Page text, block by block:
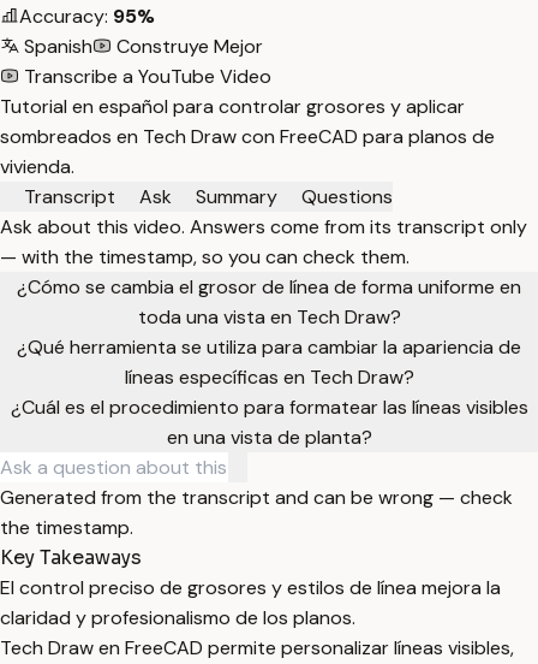
Accuracy: 95%
Spanish
Construye Mejor
Transcribe a YouTube Video
Tutorial en español para controlar grosores y aplicar
sombreados en Tech Draw con FreeCAD para planos de
vivienda.
Transcript
Ask Summary
Questions
Ask about this video. Answers come from its transcript only
— with the timestamp, so you can check them.
¿Cómo se cambia el grosor de línea de forma uniforme en
toda una vista en Tech Draw?
¿Qué herramienta se utiliza para cambiar la apariencia de
líneas específicas en Tech Draw?
¿Cuál es el procedimiento para formatear las líneas visibles
en una vista de planta?
Generated from the transcript and can be wrong — check
the timestamp.
Key Takeaways
El control preciso de grosores y estilos de línea mejora la
claridad y profesionalismo de los planos.
Tech Draw en FreeCAD permite personalizar líneas visibles,